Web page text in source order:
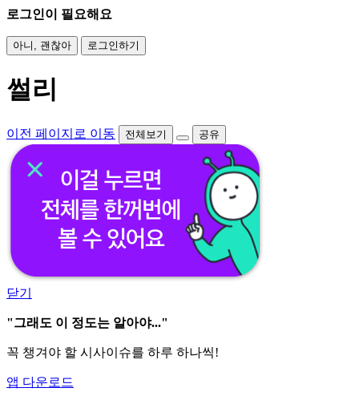
로그인이 필요해요
아니, 괜찮아 로그인하기
썰리
이전 페이지로 이동 전체보기 공유
닫기
"그래도 이 정도는 알아야..."
꼭 챙겨야 할 시사이슈를 하루 하나씩!
앱 다운로드